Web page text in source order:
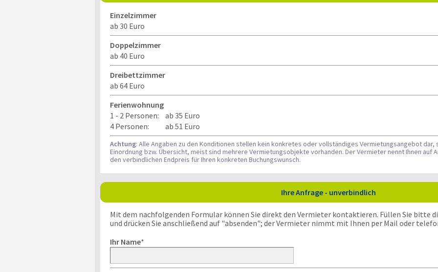
Einzelzimmer
ab 30 Euro
Doppelzimmer
ab 40 Euro
Dreibettzimmer
ab 64 Euro
Ferienwohnung
1 - 2 Personen:
ab 35 Euro
4 Personen:
ab 51 Euro
Achtung: Alle Angaben zu den Konditionen stellen kein konkretes oder vollständiges Vermietungsangebot dar,
Einordnung bzw. Übersicht, meist sind mehrere Vermietungsobjekte vorhanden. Der Vermieter nennt Ihnen auf
den verbindlichen Endpreis für Ihren konkreten Buchungswunsch.
Ihre Anfrage - unverbindlich
Mit dem nachfolgenden Formular können Sie direkt den Vermieter kontaktieren. Füllen Sie bitte
und drücken Sie anschließend auf "absenden"; der Vermieter nimmt mit Ihnen per Mail oder
Ihr Name*